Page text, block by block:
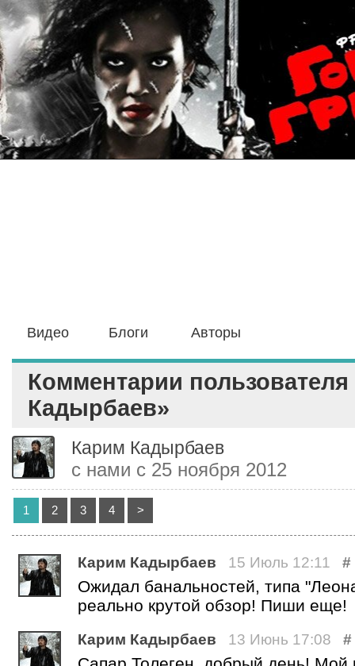
Видео Блоги Авторы
Комментарии
Кадырбаев»
Карим Кадырбаев
с нами с 25 ноября 2012
1 2 3 4 >
Карим Кадырбаев 15 Июль 12:11 #
Ожидал банальностей, типа
реально крутой обзор! Пиши еще!
Карим Кадырбаев 13 Июнь 17:08 #